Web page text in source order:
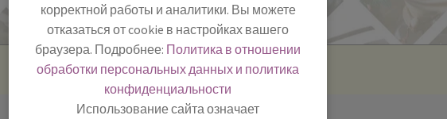
корректной работы и аналитики. Вы можете
отказаться от cookie в настройках вашего
браузера. Подробнее: Политика в отношении
обработки персональных данных и политика
конфиденциальности
Использование сайта означает